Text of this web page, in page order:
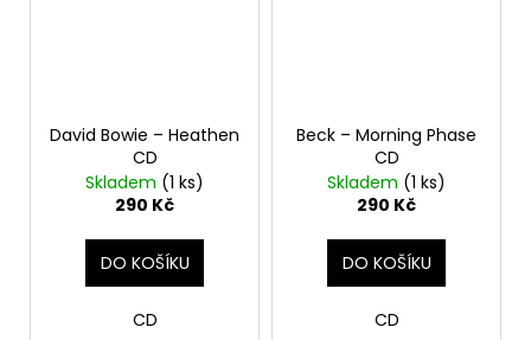
David Bowie – Heathen
CD
Skladem (1 ks)
290 Kč
DO KOŠÍKU
CD
Beck – Morning Phase
CD
Skladem (1 ks)
290 Kč
DO KOŠÍKU
CD